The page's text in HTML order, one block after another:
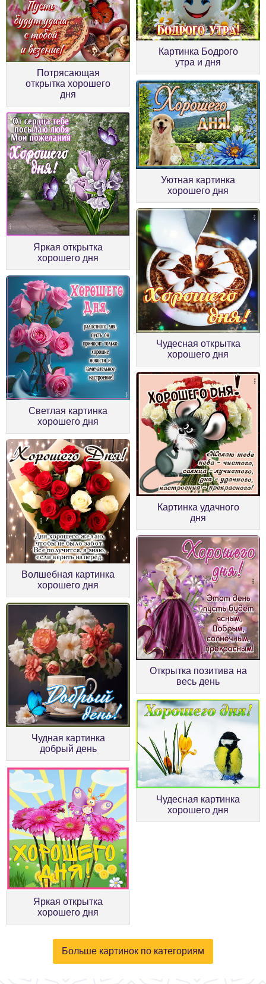
Потрясающая
открытка хорошего
дня
Картинка Бодрого
утра и дня
Яркая открытка
хорошего дня
Уютная картинка
хорошего дня
Светлая картинка
хорошего дня
Чудесная открытка
хорошего дня
Волшебная картинка
хорошего дня
Картинка удачного
дня
Чудная картинка
добрый день
Открытка позитива на
весь день
Яркая открытка
хорошего дня
Чудесная картинка
хорошего дня
Больше картинок по категориям